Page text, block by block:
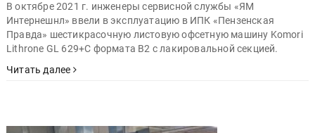
В октябре 2021 г. инженеры сервисной службы «ЯМ
Интернешнл» ввели в эксплуатацию в ИПК «Пензенская
Правда» шестикрасочную листовую офсетную машину Komori
Lithrone GL 629+C формата В2 с лакировальной секцией.
Читать далее